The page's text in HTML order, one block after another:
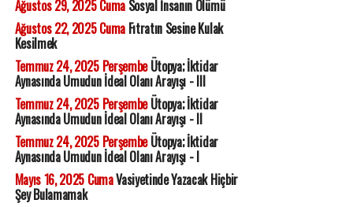
Ağustos 29, 2025 CumaSosyal İnsanın Ölümü
Ağustos 22, 2025 CumaFıtratın Sesine Kulak
Kesilmek
Temmuz 24, 2025 PerşembeÜtopya; İktidar
Aynasında Umudun İdeal Olanı Arayışı - III
Temmuz 24, 2025 PerşembeÜtopya; İktidar
Aynasında Umudun İdeal Olanı Arayışı - II
Temmuz 24, 2025 PerşembeÜtopya; İktidar
Aynasında Umudun İdeal Olanı Arayışı - I
Mayıs 16, 2025 CumaVasiyetinde Yazacak Hiçbir
Şey Bulamamak